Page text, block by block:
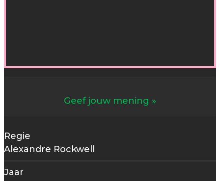
Geef jouw mening
Regie
Alexandre Rockwell
Jaar